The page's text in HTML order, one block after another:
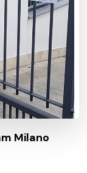
Milano